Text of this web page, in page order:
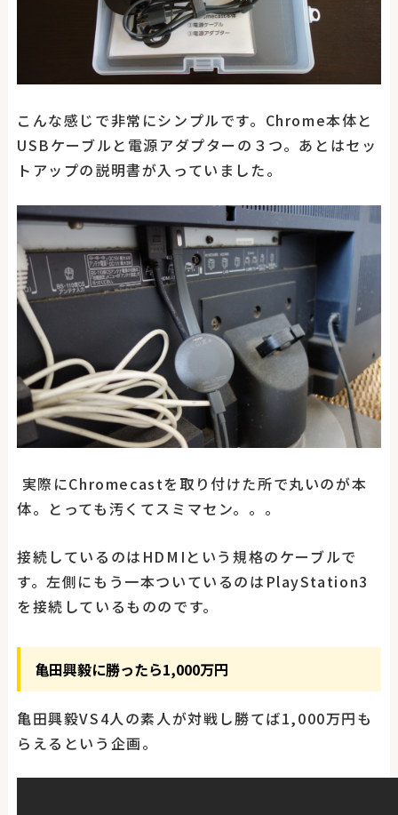
こんな感じで非常にシンプルです。Chrome本体と
USBケーブルと電源アダプターの３つ。あとはセッ
トアップの説明書が入っていました。
実際にChromecastを取り付けた所で丸いのが本
体。とっても汚くてスミマセン。。。
接続しているのはHDMIという規格のケーブルで
す。左側にもう一本ついているのはPlayStation3
を接続しているもののです。
亀田興毅に勝ったら1,000万円
亀田興毅VS4人の素人が対戦し勝てば1,000万円も
らえるという企画。